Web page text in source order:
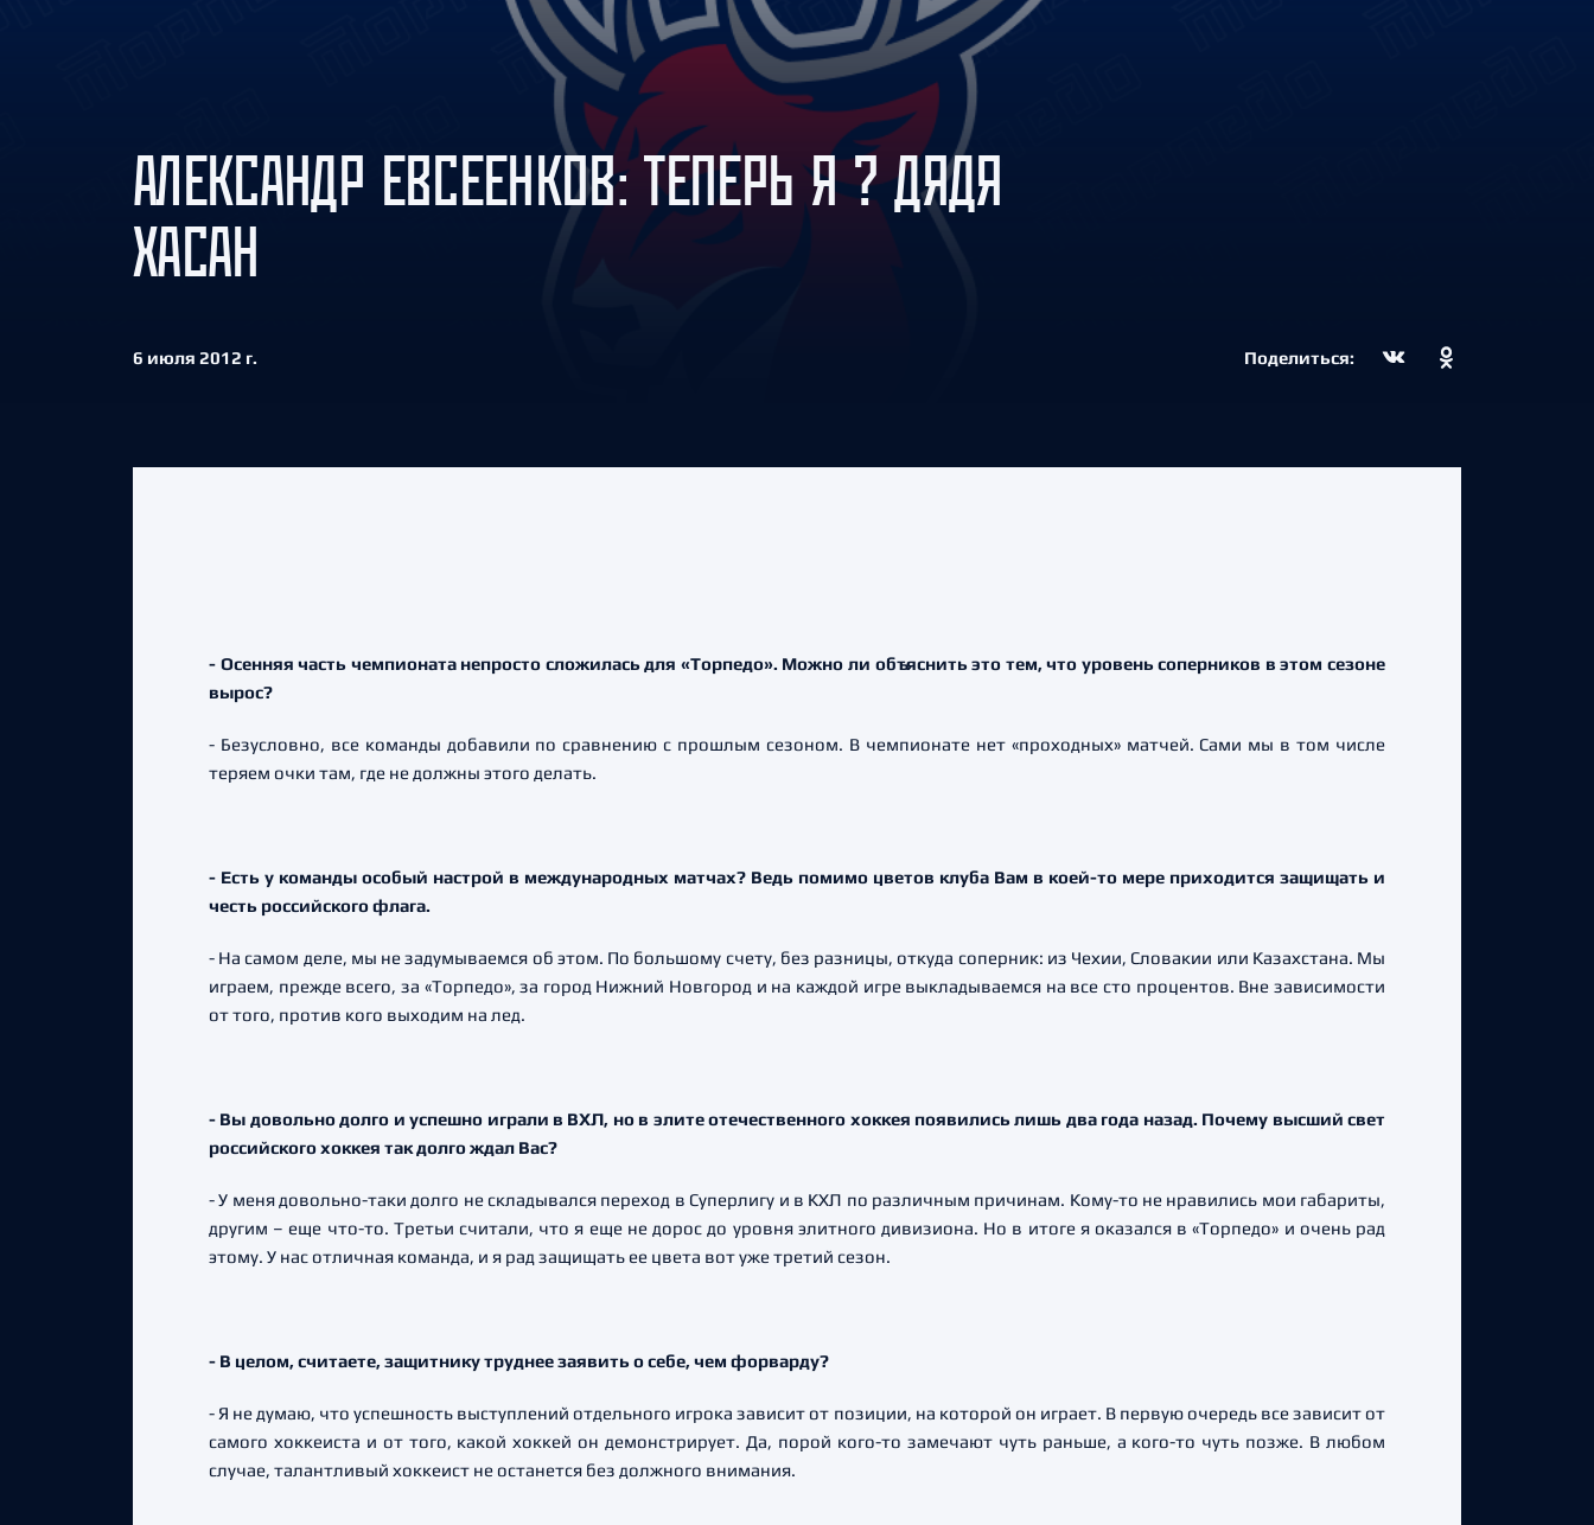
Амур
Барыс
Салават Юлаев
Сибирь
АЛЕКСАНДР ЕВСЕЕНКОВ: ТЕПЕРЬ Я ? ДЯДЯ
ХАСАН
6 июля 2012 г. Поделиться:
- Осенняя часть чемпионата непросто сложилась для «Торпедо». Можно ли объяснить это тем, что уровень соперников в этом сезоне
вырос?
- Безусловно, все команды добавили по сравнению с прошлым сезоном. В чемпионате нет «проходных» матчей. Сами мы в том числе
теряем очки там, где не должны этого делать.
- Есть у команды особый настрой в международных матчах? Ведь помимо цветов клуба Вам в коей-то мере приходится защищать и
честь российского флага.
- На самом деле, мы не задумываемся об этом. По большому счету, без разницы, откуда соперник: из Чехии, Словакии или Казахстана. Мы
играем, прежде всего, за «Торпедо», за город Нижний Новгород и на каждой игре выкладываемся на все сто процентов. Вне зависимости
от того, против кого выходим на лед.
- Вы довольно долго и успешно играли в ВХЛ, но в элите отечественного хоккея появились лишь два года назад. Почему высший свет
российского хоккея так долго ждал Вас?
- У меня довольно-таки долго не складывался переход в Суперлигу и в КХЛ по различным причинам. Кому-то не нравились мои габариты,
другим – еще что-то. Третьи считали, что я еще не дорос до уровня элитного дивизиона. Но в итоге я оказался в «Торпедо» и очень рад
этому. У нас отличная команда, и я рад защищать ее цвета вот уже третий сезон.
- В целом, считаете, защитнику труднее заявить о себе, чем форварду?
- Я не думаю, что успешность выступлений отдельного игрока зависит от позиции, на которой он играет. В первую очередь все зависит от
самого хоккеиста и от того, какой хоккей он демонстрирует. Да, порой кого-то замечают чуть раньше, а кого-то чуть позже. В любом
случае, талантливый хоккеист не останется без должного внимания.